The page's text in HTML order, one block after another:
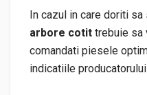
In cazul in care doriti
arbore cotit trebuie sa
comandati piesele
indicatiile